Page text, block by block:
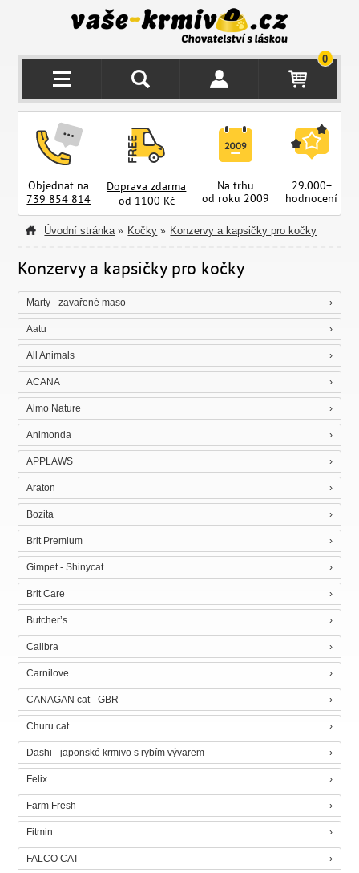
0
Objednat na
739 854 814
Doprava zdarma
od 1100 Kč
Na trhu
od roku 2009
29.000+
hodnocení
Úvodní stránka » Kočky » Konzervy a kapsičky pro kočky
Konzervy a kapsičky pro kočky
Marty - zavařené maso
Aatu
All Animals
ACANA
Almo Nature
Animonda
APPLAWS
Araton
Bozita
Brit Premium
Gimpet - Shinycat
Brit Care
Butcher’s
Calibra
Carnilove
CANAGAN cat - GBR
Churu cat
Dashi - japonské krmivo s rybím vývarem
Felix
Farm Fresh
Fitmin
FALCO CAT